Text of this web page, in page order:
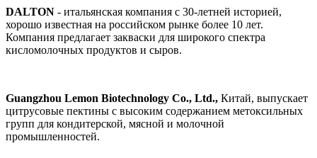
DALTON - итальянская компания с 30-летней историей,
хорошо известная на российском рынке более 10 лет.
Компания предлагает закваски для широкого спектра
кисломолочных продуктов и сыров.
Guangzhou Lemon Biotechnology Co., Ltd., Китай, выпускает
цитрусовые пектины с высоким содержанием метоксильных
групп для кондитерской, мясной и молочной
промышленностей.